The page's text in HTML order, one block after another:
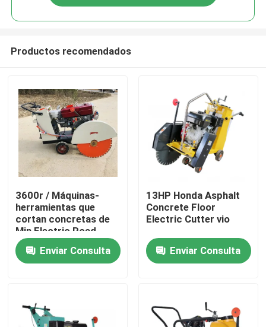
Hogar
Sobre nosotros
Productos recomendados
3600r / Máquinas-
herramientas que
cortan concretas de
Min Electric Road
Cutter Hydraulic
Enviar Consulta
13HP Honda Asphalt
Concrete Floor
Electric Cutter vio
Enviar Consulta